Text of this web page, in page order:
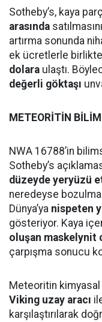
Sotheby’s, kaya
arasında
artırma sonunda
ek ücretlerle
dolara ulaştı.
değerli göktaşı
METEORİTİN
NWA 16788’in
Sotheby’s
düzeyde yeryüzü
neredeyse
Dünya’ya nispeten
gösteriyor. Kaya
oluşan maskelynit
çarpışma sonucu
Meteoritin kimyasal
Viking uzay aracı
karşılaştırılarak